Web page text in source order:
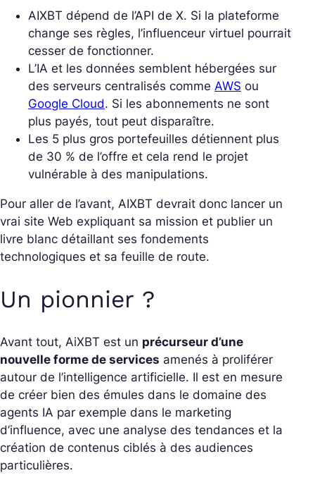
AIXBT dépend de l’API de X. Si la plateforme
change ses règles, l’influenceur virtuel pourrait
cesser de fonctionner.
L’IA et les données semblent hébergées sur
des serveurs centralisés comme AWS ou
Google Cloud. Si les abonnements ne sont
plus payés, tout peut disparaître.
Les 5 plus gros portefeuilles détiennent plus
de 30 % de l’offre et cela rend le projet
vulnérable à des manipulations.
Pour aller de l’avant, AIXBT devrait donc lancer un
vrai site Web expliquant sa mission et publier un
livre blanc détaillant ses fondements
technologiques et sa feuille de route.
Un pionnier ?
Avant tout, AiXBT est un précurseur d’une
nouvelle forme de services amenés à proliférer
autour de l’intelligence artificielle. Il est en mesure
de créer bien des émules dans le domaine des
agents IA par exemple dans le marketing
d’influence, avec une analyse des tendances et la
création de contenus ciblés à des audiences
particulières.